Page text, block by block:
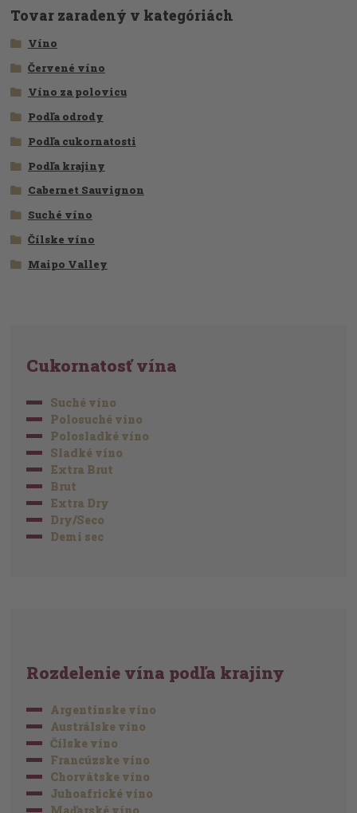
Tovar zaradený v kategóriách
Víno
Červené víno
Víno za polovicu
Podľa odrody
Podľa cukornatosti
Podľa krajiny
Cabernet Sauvignon
Suché víno
Čílske víno
Maipo Valley
Cukornatosť vína
Suché víno
Polosuché víno
Polosladké víno
Sladké víno
Extra Brut
Brut
Extra Dry
Dry/Seco
Demi sec
Rozdelenie vína podľa krajiny
Argentínske víno
Austrálske víno
Čílske víno
Francúzske víno
Chorvátske víno
Juhoafrické víno